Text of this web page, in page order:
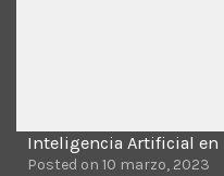
Inteligencia Artificial en
Posted on 10 marzo, 2023